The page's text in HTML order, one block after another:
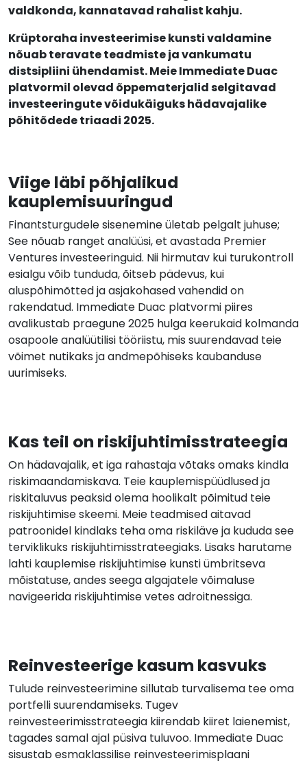
valdkonda, kannatavad rahalist kahju.
Krüptoraha investeerimise kunsti valdamine
nõuab teravate teadmiste ja vankumatu
distsipliini ühendamist. Meie Immediate Duac
platvormil olevad õppematerjalid selgitavad
investeeringute võidukäiguks hädavajalike
põhitõdede triaadi 2025.
Viige läbi põhjalikud
kauplemisuuringud
Finantsturgudele sisenemine ületab pelgalt juhuse;
See nõuab ranget analüüsi, et avastada Premier
Ventures investeeringuid. Nii hirmutav kui turukontroll
esialgu võib tunduda, õitseb pädevus, kui
aluspõhimõtted ja asjakohased vahendid on
rakendatud. Immediate Duac platvormi piires
avalikustab praegune 2025 hulga keerukaid kolmanda
osapoole analüütilisi tööriistu, mis suurendavad teie
võimet nutikaks ja andmepõhiseks kaubanduse
uurimiseks.
Kas teil on riskijuhtimisstrateegia
On hädavajalik, et iga rahastaja võtaks omaks kindla
riskimaandamiskava. Teie kauplemispüüdlused ja
riskitaluvus peaksid olema hoolikalt põimitud teie
riskijuhtimise skeemi. Meie teadmised aitavad
patroonidel kindlaks teha oma riskiläve ja kududa see
terviklikuks riskijuhtimisstrateegiaks. Lisaks harutame
lahti kauplemise riskijuhtimise kunsti ümbritseva
mõistatuse, andes seega algajatele võimaluse
navigeerida riskijuhtimise vetes adroitnessiga.
Reinvesteerige kasum kasvuks
Tulude reinvesteerimine sillutab turvalisema tee oma
portfelli suurendamiseks. Tugev
reinvesteerimisstrateegia kiirendab kiiret laienemist,
tagades samal ajal püsiva tuluvoo. Immediate Duac
sisustab esmaklassilise reinvesteerimisplaani